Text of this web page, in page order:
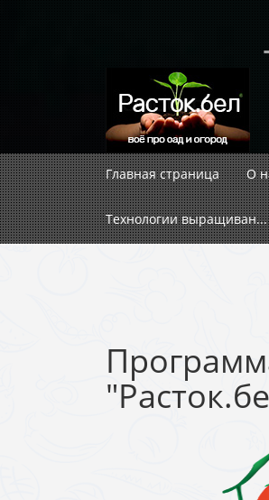
Главная страница О
Технологии выращиван...